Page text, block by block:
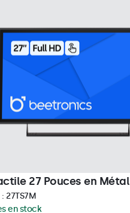
27 Pouces en Métal
27TS7M
en stock